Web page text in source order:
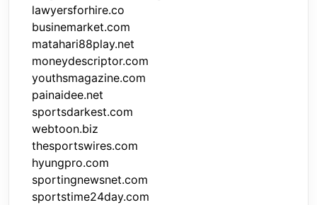
lawyersforhire.co
businemarket.com
matahari88play.net
moneydescriptor.com
youthsmagazine.com
painaidee.net
sportsdarkest.com
webtoon.biz
thesportswires.com
hyungpro.com
sportingnewsnet.com
sportstime24day.com